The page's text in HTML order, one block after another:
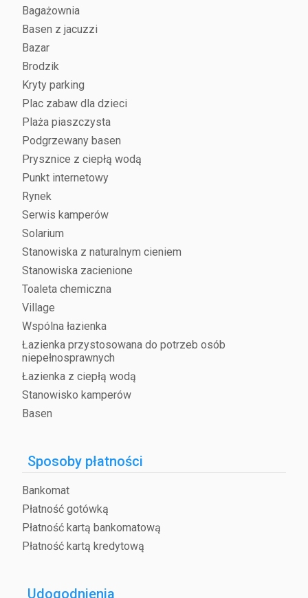
Bagażownia
Basen z jacuzzi
Bazar
Brodzik
Kryty parking
Plac zabaw dla dzieci
Plaża piaszczysta
Podgrzewany basen
Prysznice z ciepłą wodą
Punkt internetowy
Rynek
Serwis kamperów
Solarium
Stanowiska z naturalnym cieniem
Stanowiska zacienione
Toaleta chemiczna
Village
Wspólna łazienka
Łazienka przystosowana do potrzeb osób
niepełnosprawnych
Łazienka z ciepłą wodą
Stanowisko kamperów
Basen
Sposoby płatności
Bankomat
Płatność gotówką
Płatność kartą bankomatową
Płatność kartą kredytową
Udogodnienia